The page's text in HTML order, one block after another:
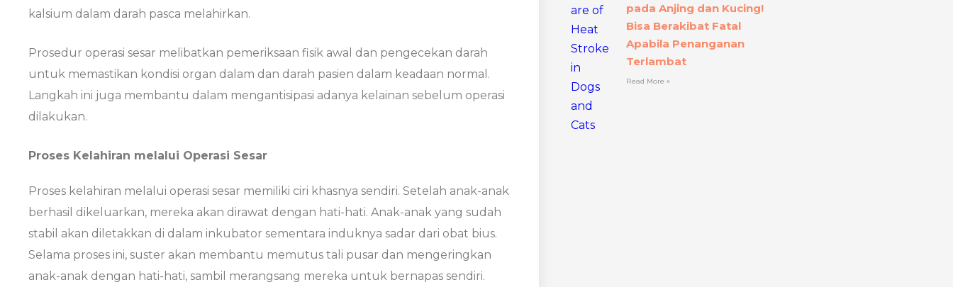
kalsium dalam darah pasca melahirkan.
Prosedur operasi sesar melibatkan pemeriksaan fisik awal dan pengecekan darah
untuk memastikan kondisi organ dalam dan darah pasien dalam keadaan normal.
Langkah ini juga membantu dalam mengantisipasi adanya kelainan sebelum operasi
dilakukan.
Proses Kelahiran melalui Operasi Sesar
Proses kelahiran melalui operasi sesar memiliki ciri khasnya sendiri. Setelah anak-anak
berhasil dikeluarkan, mereka akan dirawat dengan hati-hati. Anak-anak yang sudah
stabil akan diletakkan di dalam inkubator sementara induknya sadar dari obat bius.
Selama proses ini, suster akan membantu memutus tali pusar dan mengeringkan
anak-anak dengan hati-hati, sambil merangsang mereka untuk bernapas sendiri.
pada Anjing dan Kucing!
Bisa Berakibat Fatal
Apabila Penanganan
Terlambat
Read More »